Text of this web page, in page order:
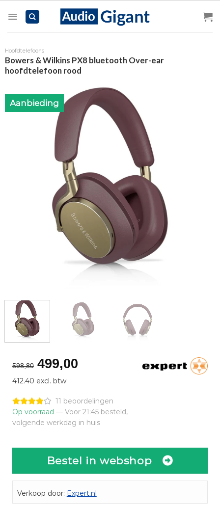
Hoofdtelefoons
Bowers & Wilkins PX8 bluetooth Over-ear
hoofdtelefoon rood
Aanbieding
598,80 Oorspronkelijke
prijs
was:
€598,80.
499,00Huidige
€499,00.
412.40 excl. btw
11 beoordelingen
Op voorraad — Voor 21:45 besteld,
volgende werkdag in huis
Bestel in webshop
Verkoop door: Expert.nl